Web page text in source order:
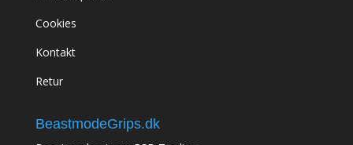
Cookies
Kontakt
Retur
BeastmodeGrips.dk